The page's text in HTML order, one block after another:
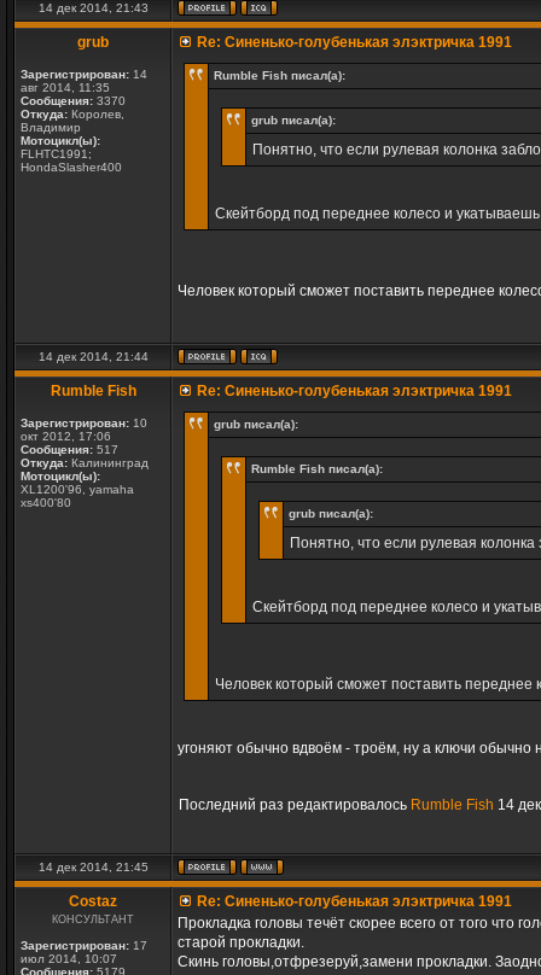
14 дек 2014, 21:43
grub
Зарегистрирован: 14
авг 2014, 11:35
Сообщения: 3370
Откуда: Королев,
Владимир
Мотоцикл(ы):
FLHTC1991;
HondaSlasher400
Re: Синенько-голубенькая элэктричка 1991
Rumble Fish писал(а):
grub писал(а):
Понятно, что если рулевая колонка
Скейтборд под переднее колесо и
Человек который сможет поставить переднее
14 дек 2014, 21:44
Rumble Fish
Зарегистрирован: 10
окт 2012, 17:06
Сообщения: 517
Откуда: Калининград
Мотоцикл(ы):
XL1200'96, yamaha
xs400'80
Re: Синенько-голубенькая элэктричка 1991
grub писал(а):
Rumble Fish писал(а):
grub писал(а):
Понятно, что если рулевая колонка
Скейтборд под переднее колесо и
Человек который сможет поставить переднее
угоняют обычно вдвоём - троём, ну а ключи
Последний раз редактировалось Rumble Fish 14
14 дек 2014, 21:45
Costaz
КОНСУЛЬТАНТ
Зарегистрирован: 17
июл 2014, 10:07
Сообщения: 5179
Re: Синенько-голубенькая элэктричка 1991
Прокладка головы течёт скорее всего от того что
старой прокладки.
Скинь головы,отфрезеруй,замени прокладки.